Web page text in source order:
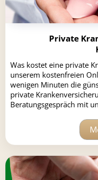
Private
Was kostet eine private
unserem kostenfreien
wenigen Minuten die
private
Beratungsgespräch mit